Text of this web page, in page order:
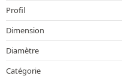
Profil
Dimension
Diamètre
Catégorie